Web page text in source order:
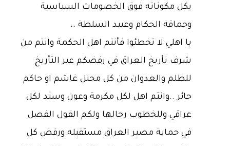
بكل مكوناته فوق الخصومات السياسية
وحماقة الحكام وعبيد السلطة ..
يا اهلي لا تخطئوا فأنتم اهل الحكمة وانتم من
شرف تأريخ العراق في رفضكم عبر التأريخ
للظلم والعدوان من كل محتل غاشم او حاكم
جائر ..وانتم اهل لكل مكرمة وعون وسند لكل
عراقي وللخطوب رجالها ولكم القول الفصل
في حماية مصير العراق مستقبله ورفض كل